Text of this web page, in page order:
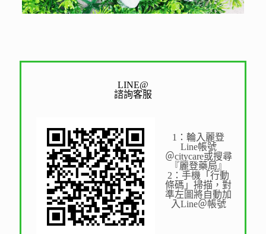
LINE@
諮詢客服
1：輪入麗登
Line帳號
＠citycare或搜尋
『麗登藥局』
2：手機「行動
條碼」掃描，對
準左圖將自動加
入Line＠帳號